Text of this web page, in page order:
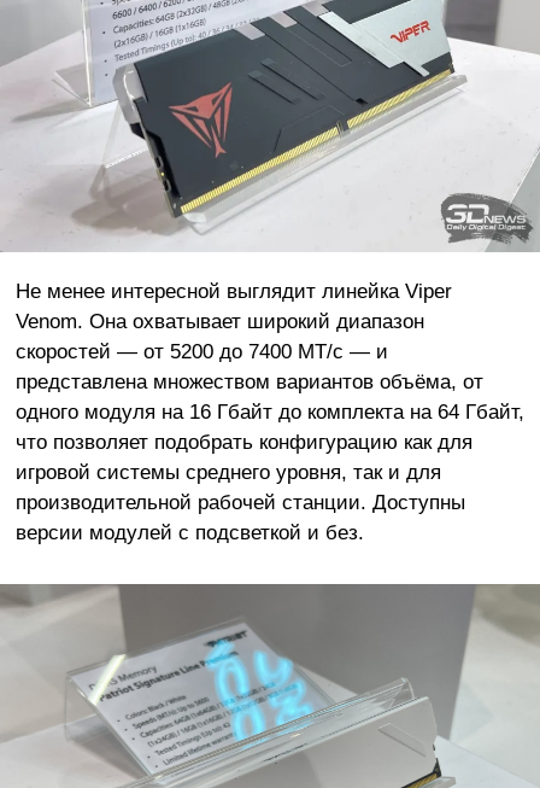
Не менее интересной выглядит линейка Viper
Venom. Она охватывает широкий диапазон
скоростей — от 5200 до 7400 МТ/с — и
представлена множеством вариантов объёма, от
одного модуля на 16 Гбайт до комплекта на 64 Гбайт,
что позволяет подобрать конфигурацию как для
игровой системы среднего уровня, так и для
производительной рабочей станции. Доступны
версии модулей с подсветкой и без.